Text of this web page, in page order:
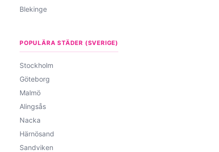
Blekinge
POPULÄRA STÄDER (SVERIGE)
Stockholm
Göteborg
Malmö
Alingsås
Nacka
Härnösand
Sandviken